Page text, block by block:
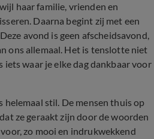
haar familie, vrienden en
Daarna begint zij met een
avond is geen afscheidsavond,
ons allemaal. Het is tenslotte niet
iets waar je elke dag dankbaar voor
helemaal stil. De mensen thuis op
ze geraakt zijn door de woorden
zo mooi en indrukwekkend